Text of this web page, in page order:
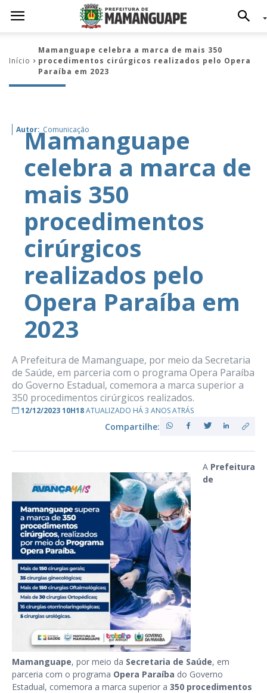
Início
Mamanguape celebra a marca de mais 350
procedimentos cirúrgicos realizados pelo Opera
Paraíba em 2023
Autor: Comunicação
Mamanguape
celebra a marca de
mais 350
procedimentos
cirúrgicos
realizados pelo
Opera Paraíba em
2023
A Prefeitura de Mamanguape, por meio da Secretaria
de Saúde, em parceria com o programa Opera Paraíba
do Governo Estadual, comemora a marca superior a
350 procedimentos cirúrgicos realizados.
12/12/2023 10H18ATUALIZADO HÁ 3 ANOS ATRÁS
Compartilhe:
A Prefeitura
de
Mamanguape, por meio da Secretaria de Saúde, em
parceria com o programa Opera Paraíba do Governo
Estadual, comemora a marca superior a 350 procedimentos